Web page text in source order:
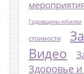
Годовщины юбилеи
стоимости
Видео
Здоровье